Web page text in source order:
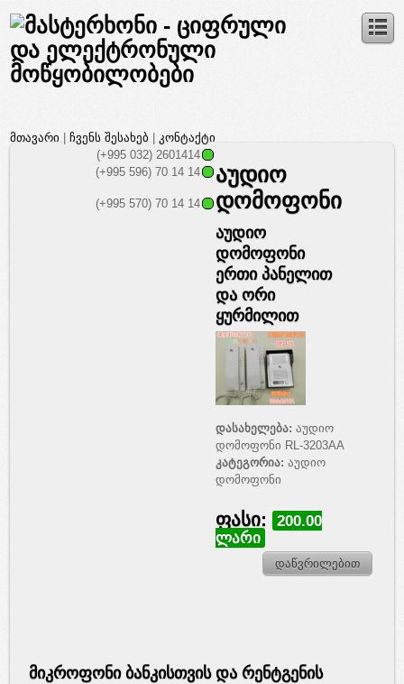
მთავარი |ჩვენს შესახებ |კონტაქტი
(+995 032) 2601414
(+995 596) 70 14 14
(+995 570) 70 14 14
აუდიო
დომოფონი
აუდიო
დომოფონი
ერთი პანელით
და ორი
ყურმილით
დასახელება:აუდიო
დომოფონი RL-3203AA
კატეგორია: აუდიო
დომოფონი
ფასი: 200.00
ლარი
დაწვრილებით
მიკროფონი ბანკისთვის და რენტგენის